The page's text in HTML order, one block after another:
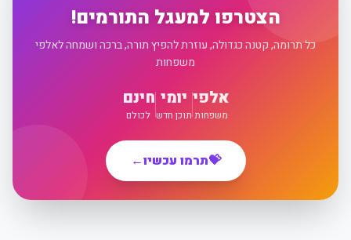
הצטרפו למעגל התורמים!
כל תרומה, קטנה כגדולה, עוזרת להפיץ תורה, ברכה ושמחה לאלפי
משפחות
אלפי
משפחות
יומי
תוכן חדש
חינם
לכולם
💝תרמו עכשיו←